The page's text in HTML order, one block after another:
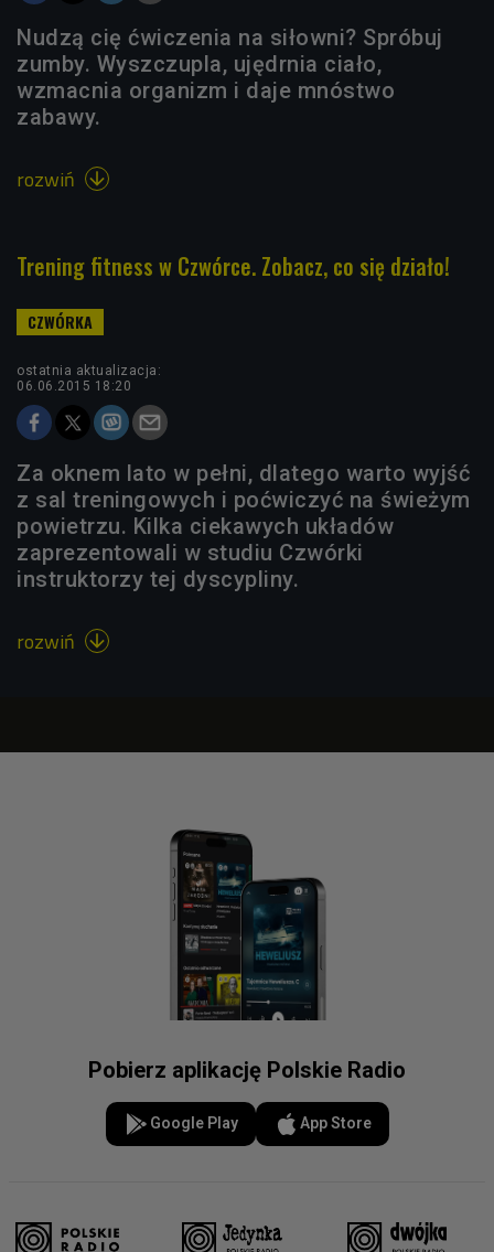
Nudzą cię ćwiczenia na siłowni? Spróbuj
zumby. Wyszczupla, ujędrnia ciało,
wzmacnia organizm i daje mnóstwo
zabawy.
rozwiń 
Trening fitness w Czwórce. Zobacz, co się działo!
ostatnia aktualizacja:
06.06.2015 18:20
Za oknem lato w pełni, dlatego warto wyjść
z sal treningowych i poćwiczyć na świeżym
powietrzu. Kilka ciekawych układów
zaprezentowali w studiu Czwórki
instruktorzy tej dyscypliny.
rozwiń 
Pobierz aplikację Polskie Radio
Google Play App Store